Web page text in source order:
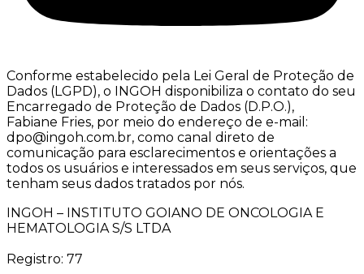
Conforme estabelecido pela Lei Geral de Proteção de
Dados (LGPD), o INGOH disponibiliza o contato do seu
Encarregado de Proteção de Dados (D.P.O.),
Fabiane Fries, por meio do endereço de e-mail:
dpo@ingoh.com.br, como canal direto de
comunicação para esclarecimentos e orientações a
todos os usuários e interessados em seus serviços, que
tenham seus dados tratados por nós.
INGOH – INSTITUTO GOIANO DE ONCOLOGIA E
HEMATOLOGIA S/S LTDA
Registro: 77